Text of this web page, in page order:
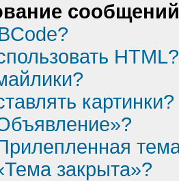
HTML?
картинки?
закрыта»?